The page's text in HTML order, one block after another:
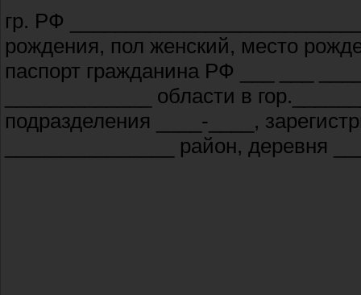
гр. РФ
рождения, пол женский, место
паспорт гражданина РФ ___ ___
_____________ области в
подразделения ____-____,
_______________ район, деревня